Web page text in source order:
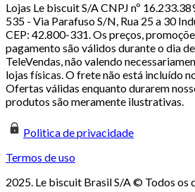
Lojas Le biscuit S/A CNPJ nº
535 - Via Parafuso S/N, Rua 25 a 30
CEP: 42.800-331. Os preços,
pagamento são válidos durante o dia
TeleVendas, não valendo
lojas físicas. O frete não está incluído
Ofertas válidas enquanto durarem
produtos são meramente ilustrativas.
Politica de privacidade
Termos de uso
2025. Le biscuit Brasil S/A © Todos os